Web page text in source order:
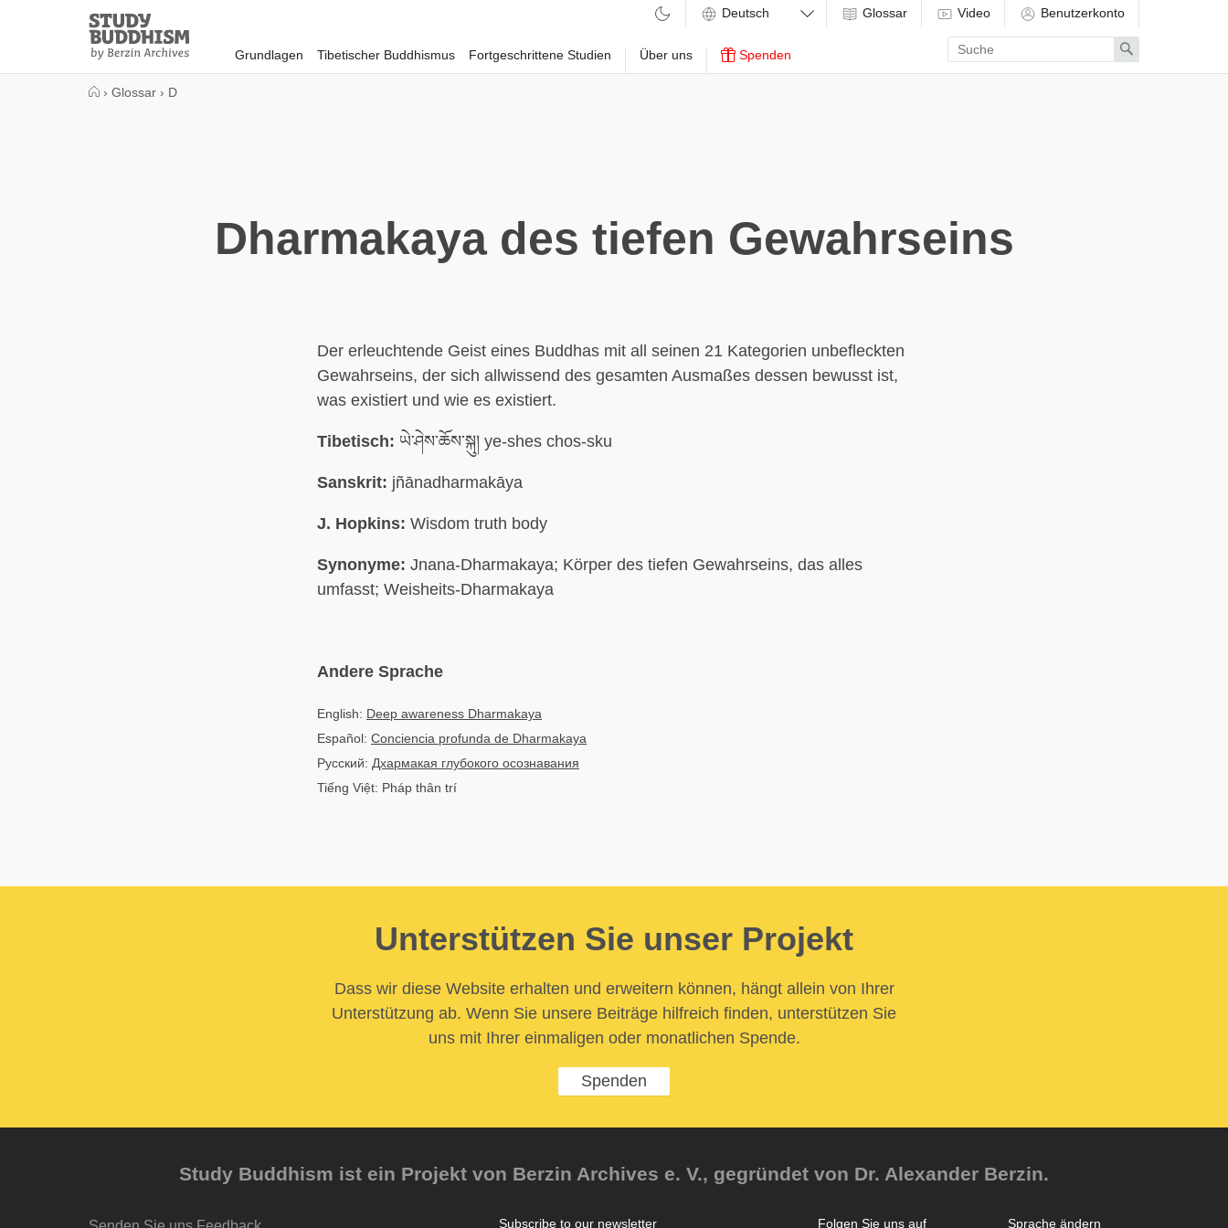
Study
Buddhism
Home
Grundlagen Tibetischer Buddhismus Fortgeschrittene Studien Über uns Spenden
Glossar Video Benutzerkonto
Enter
search
term
Search
› Glossar › D
Dharmakaya des tiefen Gewahrseins
Der erleuchtende Geist eines Buddhas mit all seinen 21 Kategorien unbefleckten
Gewahrseins, der sich allwissend des gesamten Ausmaßes dessen bewusst ist,
was existiert und wie es existiert.
Tibetisch: ཡེ་ཤེས་ཆོས་སྐུ། ye-shes chos-sku
Sanskrit: jñānadharmakāya
J. Hopkins: Wisdom truth body
Synonyme: Jnana-Dharmakaya; Körper des tiefen Gewahrseins, das alles
umfasst; Weisheits-Dharmakaya
Andere Sprache
English: Deep awareness Dharmakaya
Español: Conciencia profunda de Dharmakaya
Русский: Дхармакая глубокого осознавания
Tiếng Việt: Pháp thân trí
Unterstützen Sie unser Projekt
Dass wir diese Website erhalten und erweitern können, hängt allein von Ihrer
Unterstützung ab. Wenn Sie unsere Beiträge hilfreich finden, unterstützen Sie
uns mit Ihrer einmaligen oder monatlichen Spende.
Spenden
Study Buddhism ist ein Projekt von Berzin Archives e. V., gegründet von Dr. Alexander Berzin.
Sprache ändern
Folgen Sie uns auf
Subscribe to our newsletter